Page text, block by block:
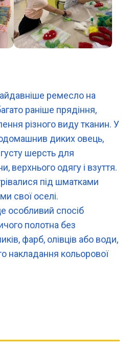
ремесло на
раніше прядіння,
різного виду тканин. У
одомашнив диких овець,
шерсть для
верхнього одягу і взуття.
під шматками
свої оселі.
особливий спосіб
полотна без
фарб, олівців або води,
накладання кольорової